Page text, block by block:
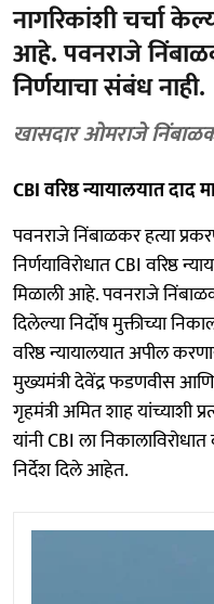
नागरिकांशी चर्चा
आहे. पवनराजे
निर्णयाचा संबंध नाही.
खासदार ओमराजे
CBI वरिष्ठ न्यायालयात दाद
पवनराजे निंबाळकर हत्या
निर्णयाविरोधात CBI वरिष्ठ
मिळाली आहे. पवनराजे
दिलेल्या निर्दोष मुक्तीच्या
वरिष्ठ न्यायालयात अपील
मुख्यमंत्री देवेंद्र फडणवीस
गृहमंत्री अमित शाह यांच्याशी
यांनी CBI ला निकालाविरोधात
निर्देश दिले आहेत.